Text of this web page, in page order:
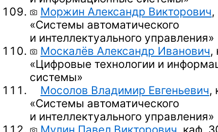
Моржин Александр Викторович,
«Системы автоматического
и интеллектуального управления»
Москалёв Александр Иванович,
«Цифровые технологии и
системы»
Мосолов Владимир Евгеньевич,
«Системы автоматического
и интеллектуального управления»
Мулин Павел Викторович, каф.